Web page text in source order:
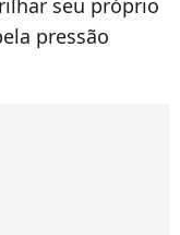
seu próprio
pressão